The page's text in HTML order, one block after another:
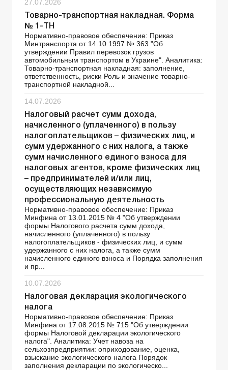
27.07.2026
Товарно-транспортная накладная. Форма
№ 1-ТН
Нормативно-правовое обеспечение: Приказ
Минтранспорта от 14.10.1997 № 363 "Об
утверждении Правил перевозок грузов
автомобильным транспортом в Украине". Аналитика:
Товарно-транспортная накладная: заполнение,
ответственность, риски Роль и значение товарно-
транспортной накладной...
14.07.2026
Налоговый расчет сумм дохода,
начисленного (уплаченного) в пользу
налогоплательщиков – физических лиц, и
сумм удержанного с них налога, а также
сумм начисленного единого взноса для
налоговых агентов, кроме физических лиц
– предпринимателей и/или лиц,
осуществляющих независимую
профессиональную деятельность
Нормативно-правовое обеспечение: Приказ
Минфина от 13.01.2015 № 4 "Об утверждении
формы Налогового расчета сумм дохода,
начисленного (уплаченного) в пользу
налогоплательщиков - физических лиц, и сумм
удержанного с них налога, а также сумм
начисленного единого взноса и Порядка заполнения
и пр...
10.07.2026
Налоговая декларация экологического
налога
Нормативно-правовое обеспечение: Приказ
Минфина от 17.08.2015 № 715 "Об утверждении
формы Налоговой декларации экологического
налога". Аналитика: Учет навоза на
сельхозпредприятии: оприходование, оценка,
взыскание экологического налога Порядок
заполнения декларации по экологическо...